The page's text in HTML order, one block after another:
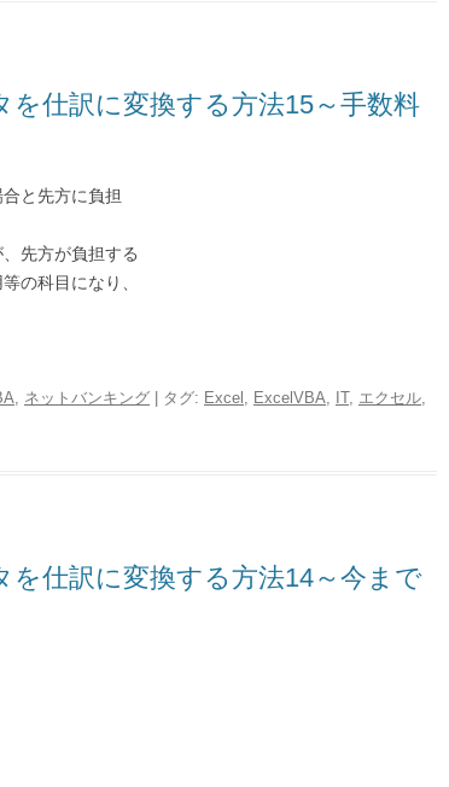
仕訳に変換する方法15～手数料
と先方に負担
先方が負担する
の科目になり、
, ネットバンキング | タグ: Excel , ExcelVBA, IT, エクセル,
仕訳に変換する方法14～今まで